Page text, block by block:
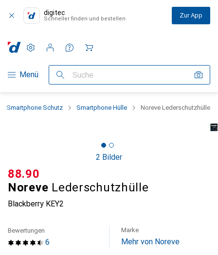
digitec
Schneller finden und bestellen Zur App
Navigation nach Kategorien
Menü Suche
Einstellungen
Kundenkonto
Vergleichslisten
Merklisten
Warenkorb
Smartphone Schutz Smartphone Hülle Noreve Lederschutzhülle
2 Bilder
Noreve Lederschutzhülle
Blackberry KEY2
CHF
88.90
6
Bewertungen Marke
Mehr von Noreve